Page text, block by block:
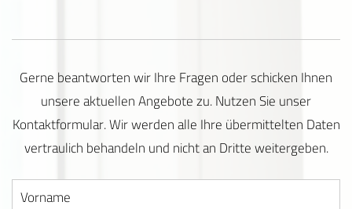
Gerne beantworten wir Ihre Fragen oder schicken Ihnen
unsere aktuellen Angebote zu. Nutzen Sie unser
Kontaktformular. Wir werden alle Ihre übermittelten Daten
vertraulich behandeln und nicht an Dritte weitergeben.